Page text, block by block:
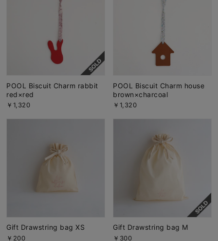
POOL Biscuit Charm rabbit
red×red
￥1,320
POOL Biscuit Charm house
brown×charcoal
￥1,320
Gift Drawstring bag XS
￥200
Gift Drawstring bag M
￥300